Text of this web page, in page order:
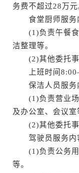
务费不超过28万元
食堂厨师服务
(1)负责午餐食
洁整理等。
(2)其他委托事
上班时间
保洁人员服务
(1)负责营业场
及办公室、会议室
(2)其他委托事
驾驶员服务内
(1)负责公务用
等。